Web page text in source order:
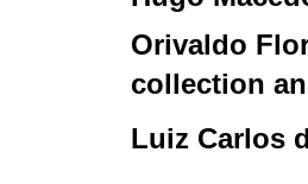
Orivaldo
collection
Luiz Carlos